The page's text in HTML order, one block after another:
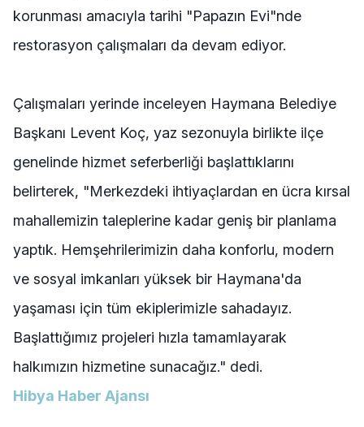
korunması amacıyla tarihi "Papazın Evi"nde
restorasyon çalışmaları da devam ediyor.
Çalışmaları yerinde inceleyen Haymana Belediye
Başkanı Levent Koç, yaz sezonuyla birlikte ilçe
genelinde hizmet seferberliği başlattıklarını
belirterek, "Merkezdeki ihtiyaçlardan en ücra kırsal
mahallemizin taleplerine kadar geniş bir planlama
yaptık. Hemşehrilerimizin daha konforlu, modern
ve sosyal imkanları yüksek bir Haymana'da
yaşaması için tüm ekiplerimizle sahadayız.
Başlattığımız projeleri hızla tamamlayarak
halkımızın hizmetine sunacağız." dedi.
Hibya Haber Ajansı